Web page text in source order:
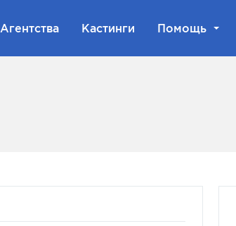
Агентства Кастинги Помощь